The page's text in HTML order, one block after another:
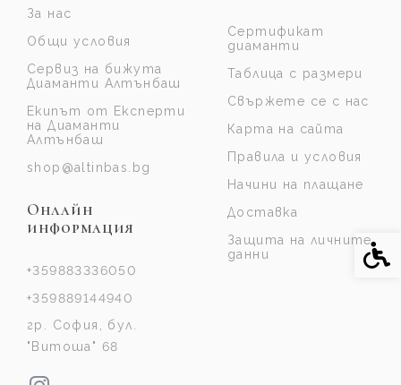
За нас
Общи условия
Сервиз на бижута
Диаманти Алтънбаш
Екипът от Експерти
на Диаманти
Алтънбаш
shop@altinbas.bg
Онлайн
информация
+359883336050
+359889144940
гр. София, бул.
"Витоша" 68
Сертификат
диаманти
Таблица с размери
Свържете се с нас
Карта на сайта
Правила и условия
Начини на плащане
Доставка
Защита на личните
данни